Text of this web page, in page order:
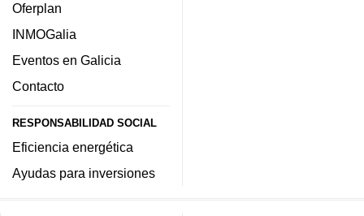
Oferplan
INMOGalia
Eventos en Galicia
Contacto
RESPONSABILIDAD SOCIAL
Eficiencia energética
Ayudas para inversiones